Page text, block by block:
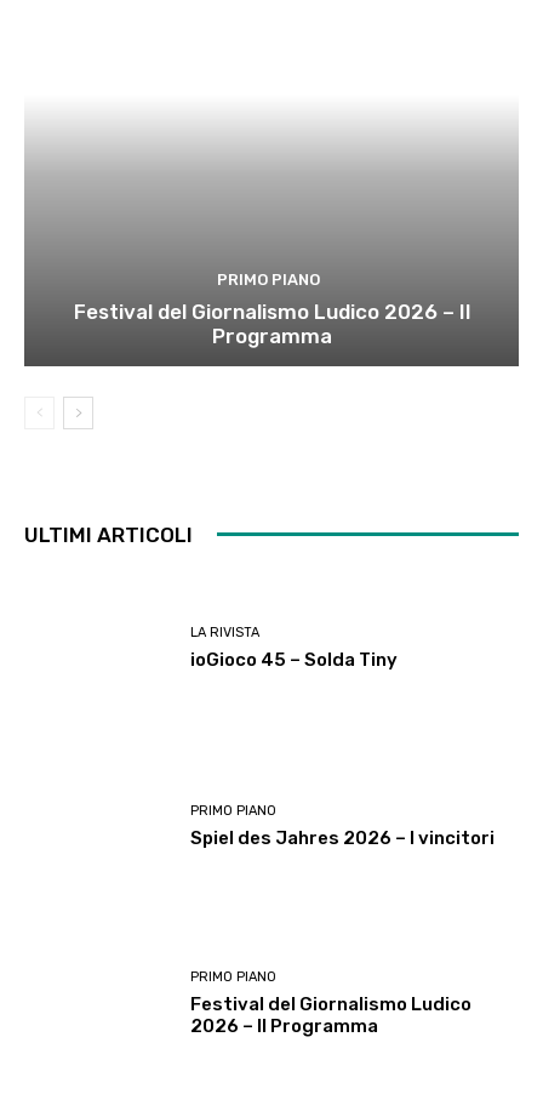
PRIMO PIANO
Festival del Giornalismo Ludico 2026 – Il
Programma
ULTIMI ARTICOLI
LA RIVISTA
ioGioco 45 – Solda Tiny
PRIMO PIANO
Spiel des Jahres 2026 – I vincitori
PRIMO PIANO
Festival del Giornalismo Ludico
2026 – Il Programma